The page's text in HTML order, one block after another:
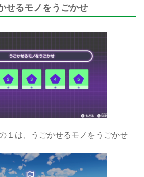
せるモノをうごかせ
１は、うごかせるモノをうごかせ